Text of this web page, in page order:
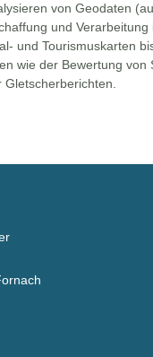
von Geodaten
und Verarbeitung
und Tourismuskarten
wie der Bewertung von